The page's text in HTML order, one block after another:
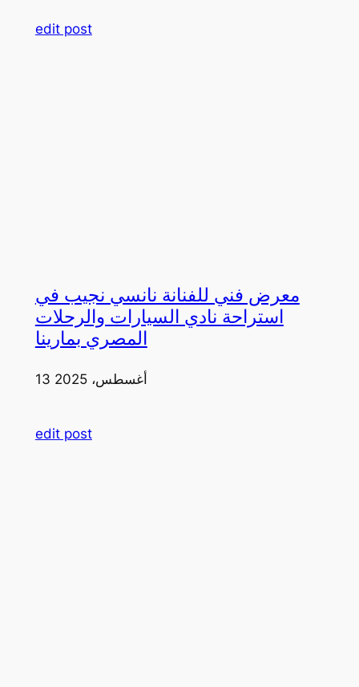
edit post
معرض فني للفنانة نانسي نجيب في
استراحة نادي السيارات والرحلات
المصري بمارينا
13 أغسطس، 2025
edit post